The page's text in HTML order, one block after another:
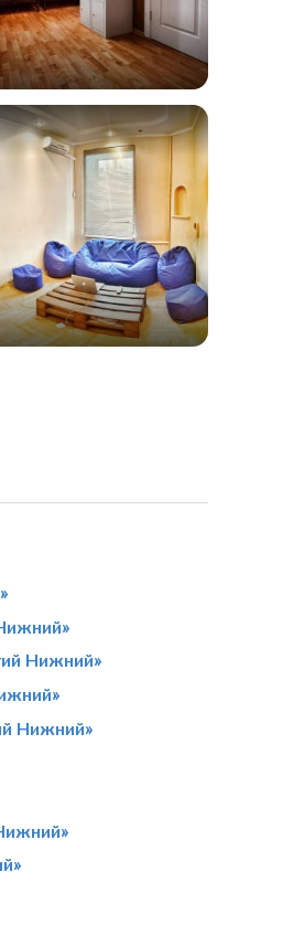
Нижний»
Нижний»